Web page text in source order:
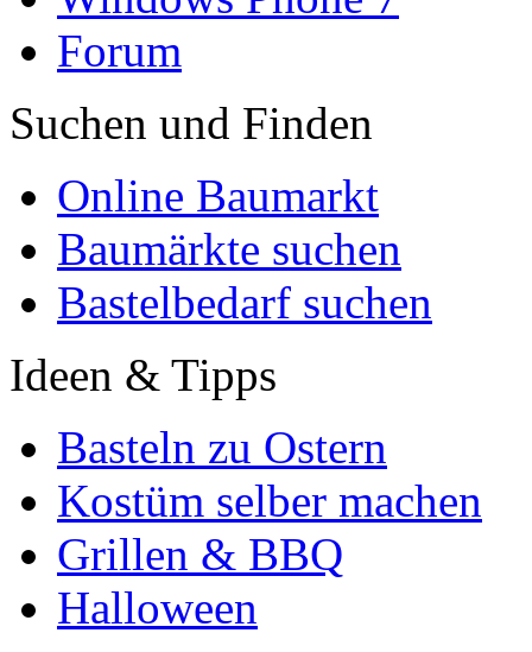
Forum
Suchen und Finden
Online Baumarkt
Baumärkte suchen
Bastelbedarf suchen
Ideen & Tipps
Basteln zu Ostern
Kostüm selber machen
Grillen & BBQ
Halloween